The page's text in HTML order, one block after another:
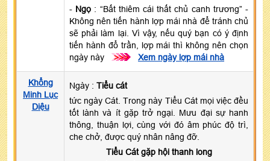
- Ngọ : “Bất thiêm cái thất chủ canh trương” -
Không nên tiến hành lợp mái nhà để tránh chủ
sẽ phải làm lại. Vì vậy, nếu quý bạn có ý định
tiến hành đổ trần, lợp mái thì không nên chọn
ngày này
>>> Xem ngày lợp mái nhà
Khổng
Minh Lục
Diệu
Ngày : Tiểu cát
tức ngày Cát. Trong này Tiểu Cát mọi việc đều
tốt lành và ít gặp trở ngại. Mưu đại sự hanh
thông, thuận lợi, cùng với đó âm phúc độ trì,
che chở, được quý nhân nâng đỡ.
Tiểu Cát gặp hội thanh long